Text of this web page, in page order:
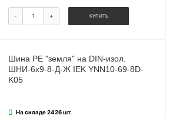
- + КУПИТЬ
Шина PE "земля" на DIN-изол.
ШНИ-6х9-8-Д-Ж IEK YNN10-69-8D-
K05
На складе 2426 шт.